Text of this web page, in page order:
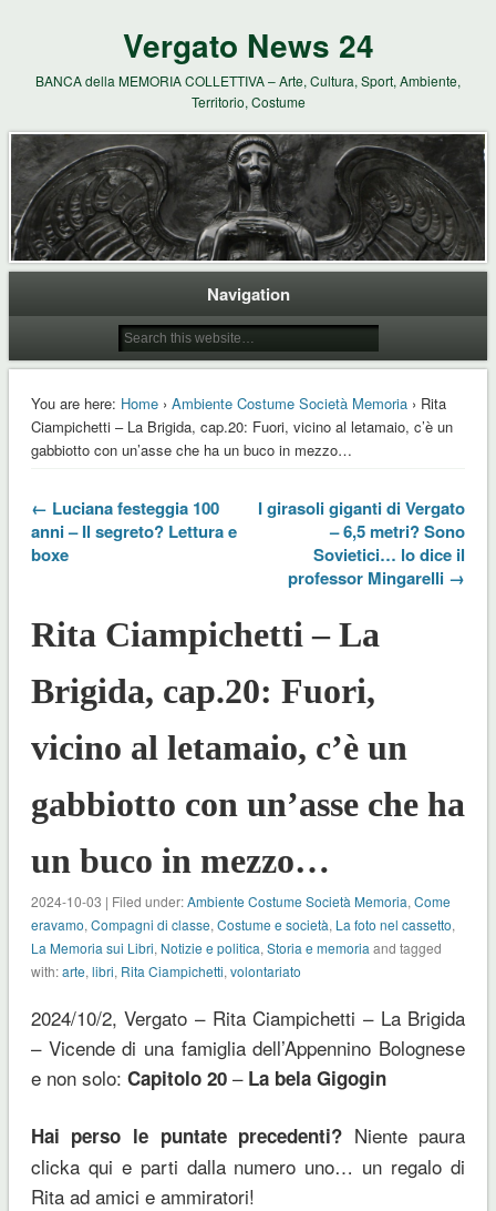
Vergato News 24
BANCA della MEMORIA COLLETTIVA – Arte, Cultura, Sport, Ambiente,
Territorio, Costume
Navigation
You are here: Home› Ambiente Costume Società Memoria› Rita
Ciampichetti – La Brigida, cap.20: Fuori, vicino al letamaio, c’è un
gabbiotto con un’asse che ha un buco in mezzo…
← Luciana festeggia 100
anni – Il segreto? Lettura e
boxe
I girasoli giganti di Vergato
– 6,5 metri? Sono
Sovietici… lo dice il
professor Mingarelli →
Rita Ciampichetti – La
Brigida, cap.20: Fuori,
vicino al letamaio, c’è un
gabbiotto con un’asse che ha
un buco in mezzo…
2024-10-03 | Filed under:Ambiente Costume Società Memoria, Come
eravamo, Compagni di classe, Costume e società, La foto nel cassetto,
La Memoria sui Libri, Notizie e politica, Storia e memoria and tagged
with:arte, libri, Rita Ciampichetti, volontariato
2024/10/2, Vergato – Rita Ciampichetti – La Brigida
– Vicende di una famiglia dell’Appennino Bolognese
e non solo: Capitolo 20– La bela Gigogin
Hai perso le puntate precedenti? Niente paura
clicka qui e parti dalla numero uno… un regalo di
Rita ad amici e ammiratori!